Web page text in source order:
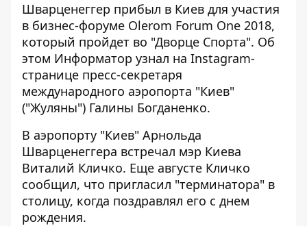
Шварценеггер прибыл в Киев для участия
в бизнес-форуме Olerom Forum One 2018,
который пройдет во "Дворце Спорта". Об
этом Информатор узнал на Instagram-
странице пресс-секретаря
международного аэропорта "Киев"
("Жуляны") Галины Богданенко.
В аэропорту "Киев" Арнольда
Шварценеггера встречал мэр Киева
Виталий Кличко. Еще августе Кличко
сообщил, что пригласил "терминатора" в
столицу, когда поздравлял его с днем
рождения.